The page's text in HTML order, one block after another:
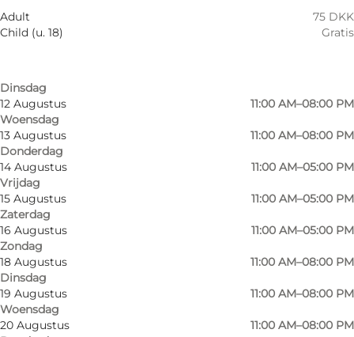
8 Augustus
Zaterdag
9 Augustus
11:00 AM–05:00 PM
Dinsdag
12 Augustus
Woensdag
11:00 AM–08:00 PM
13 Augustus
Donderdag
11:00 AM–08:00 PM
14 Augustus
Vrijdag
11:00 AM–05:00 PM
15 Augustus
Zaterdag
11:00 AM–05:00 PM
16 Augustus
Zondag
11:00 AM–05:00 PM
18 Augustus
Dinsdag
11:00 AM–08:00 PM
19 Augustus
Woensdag
11:00 AM–08:00 PM
20 Augustus
11:00 AM–08:00 PM
Adult
75 DKK
Child (u. 18)
Gratis
Foto: VisitCopenhagen Foto: